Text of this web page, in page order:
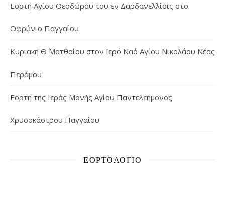
Εορτή Αγίου Θεοδώρου του εν Δαρδανελλίοις στο
Οφρύνιο Παγγαίου
Κυριακή Θ΄ Ματθαίου στον Ιερό Ναό Αγίου Νικολάου Νέας
Περάμου
Εορτή της Ιεράς Μονής Αγίου Παντελεήμονος
Χρυσοκάστρου Παγγαίου
ΕΟΡΤΟΛΌΓΙΟ